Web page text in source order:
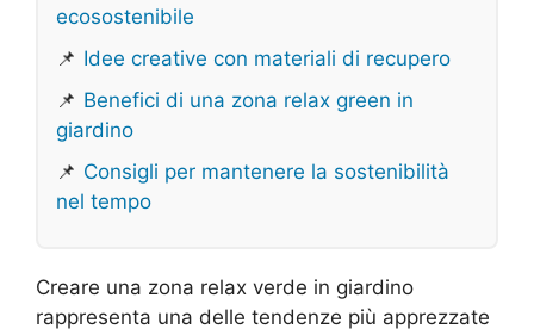
ecosostenibile
📌 Idee creative con materiali di recupero
📌 Benefici di una zona relax green in
giardino
📌 Consigli per mantenere la sostenibilità
nel tempo
Creare una zona relax verde in giardino
rappresenta una delle tendenze più apprezzate